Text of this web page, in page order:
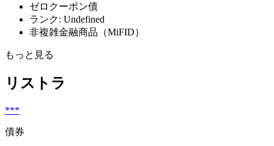
ゼロクーポン債
ランク: Undefined
非複雑金融商品（MiFID）
もっと見る
リストラ
***
債券